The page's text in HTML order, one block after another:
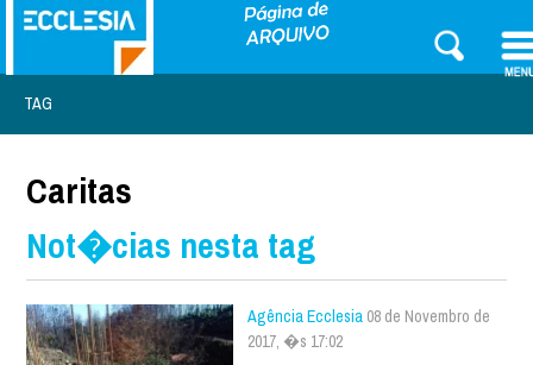
TAG
Caritas
Not�cias nesta tag
Agência Ecclesia 08 de Novembro de
2017, �s 17:02